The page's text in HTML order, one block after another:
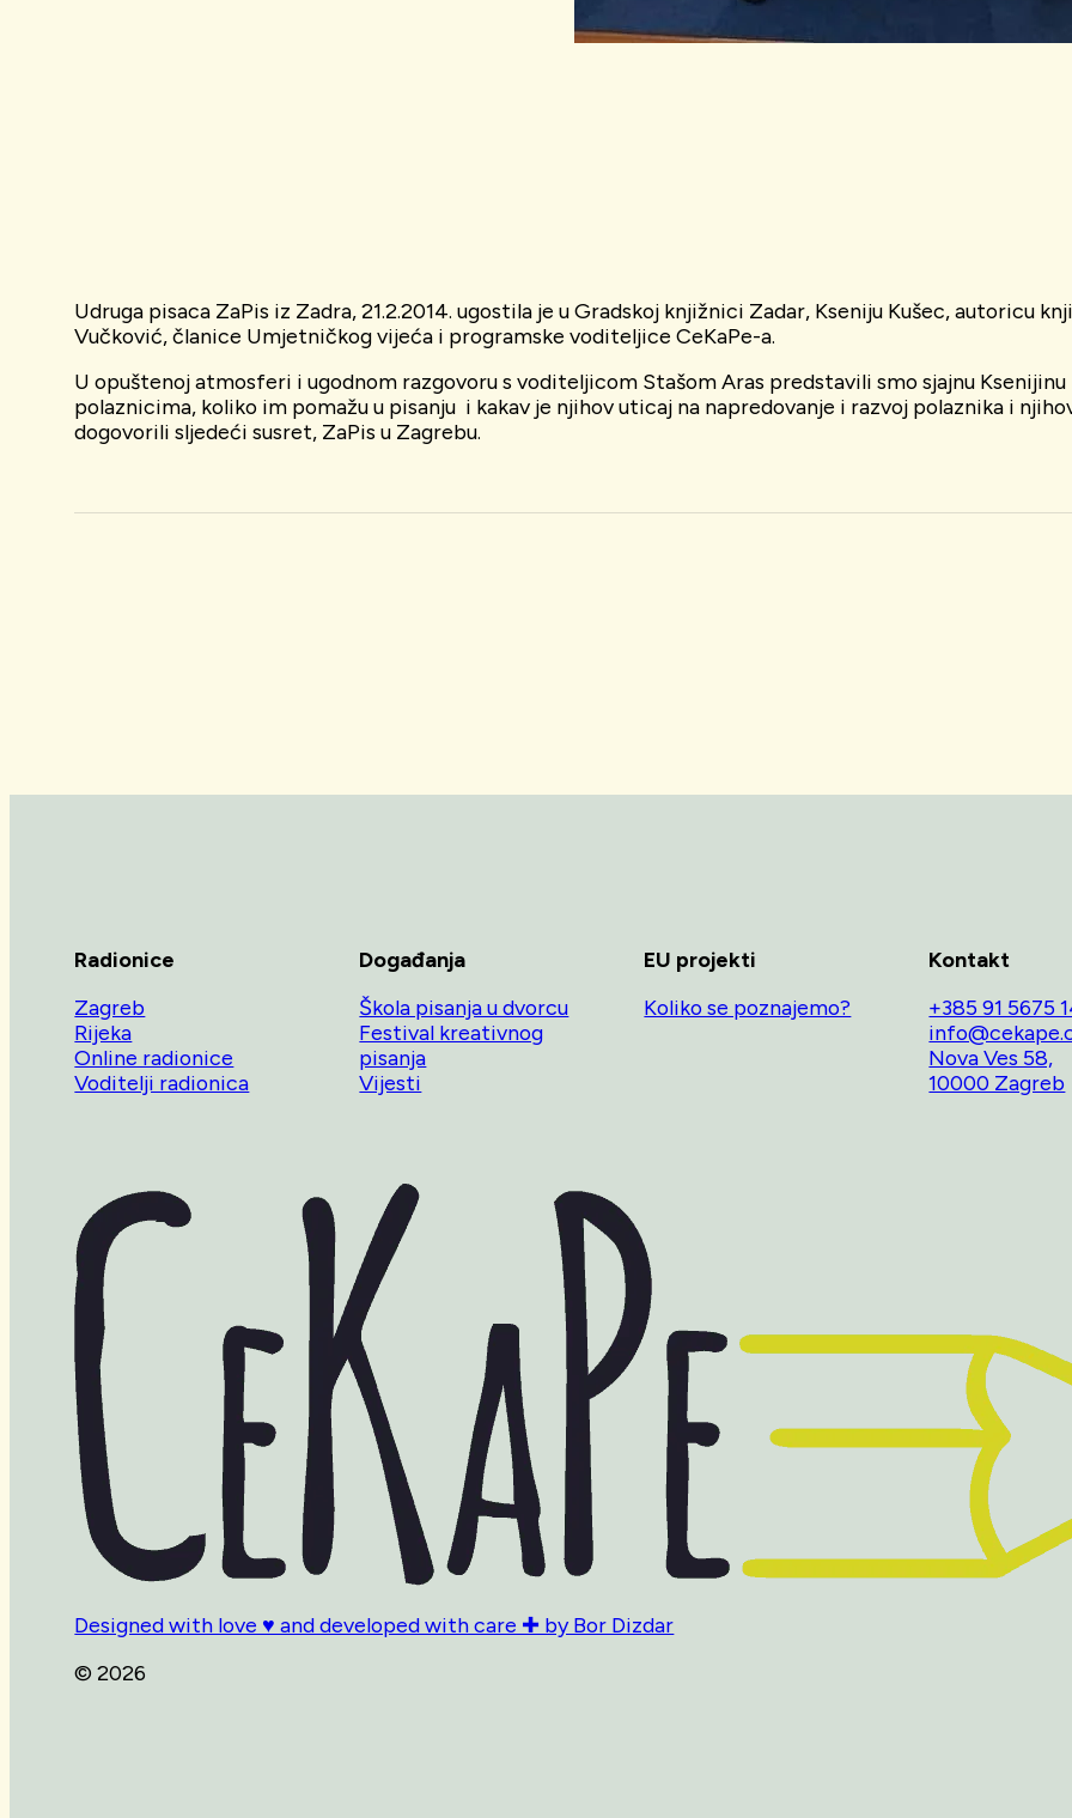
Udruga pisaca ZaPis iz Zadra, 21.2.2014. ugostila je u Gradskoj knjižnici Zadar, Kseniju Kušec, autoricu
Vučković, članice Umjetničkog vijeća i programske voditeljice CeKaPe-a.
U opuštenoj atmosferi i ugodnom razgovoru s voditeljicom Stašom Aras predstavili smo sjajnu
polaznicima, koliko im pomažu u pisanju i kakav je njihov uticaj na napredovanje i razvoj polaznika i
dogovorili sljedeći susret, ZaPis u Zagrebu.
Radionice
Zagreb
Rijeka
Online radionice
Voditelji radionica
Događanja
Škola pisanja u dvorcu
Festival kreativnog
pisanja
Vijesti
EU projekti
Koliko se poznajemo?
Kontakt
+385 91 5675
Nova Ves 58,
10000 Zagreb
Designed with love ♥ and developed with care ✚ by Bor Dizdar
© 2026